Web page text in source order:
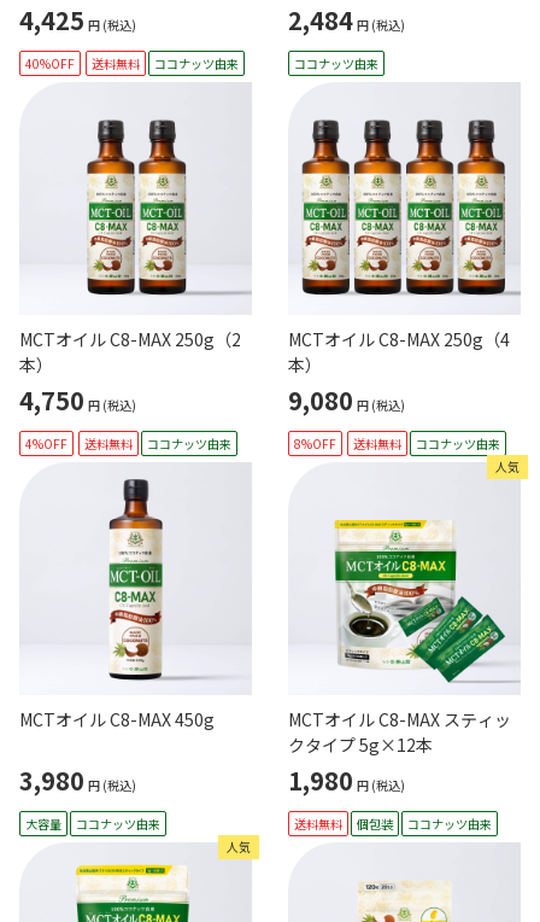
4,425 円 (税込)
40%OFF 送料無料 ココナッツ由来
2,484 円 (税込)
ココナッツ由来
MCTオイル C8-MAX 250g（2
本）
4,750 円 (税込)
4%OFF 送料無料 ココナッツ由来
MCTオイル C8-MAX 250g（4
本）
9,080 円 (税込)
8%OFF 送料無料 ココナッツ由来
MCTオイル C8-MAX 450g
3,980 円 (税込)
大容量 ココナッツ由来
人気
MCTオイル C8-MAX スティッ
クタイプ 5g×12本
1,980 円 (税込)
送料無料 個包装
ココナッツ由来
人気